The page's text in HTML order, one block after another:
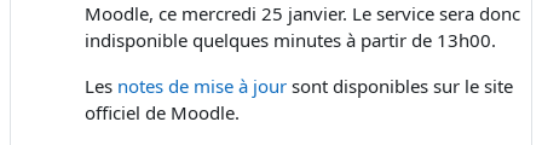
Moodle, ce mercredi 25 janvier. Le service sera donc
indisponible quelques minutes à partir de 13h00.
Les notes de mise à jour sont disponibles sur le site
officiel de Moodle.